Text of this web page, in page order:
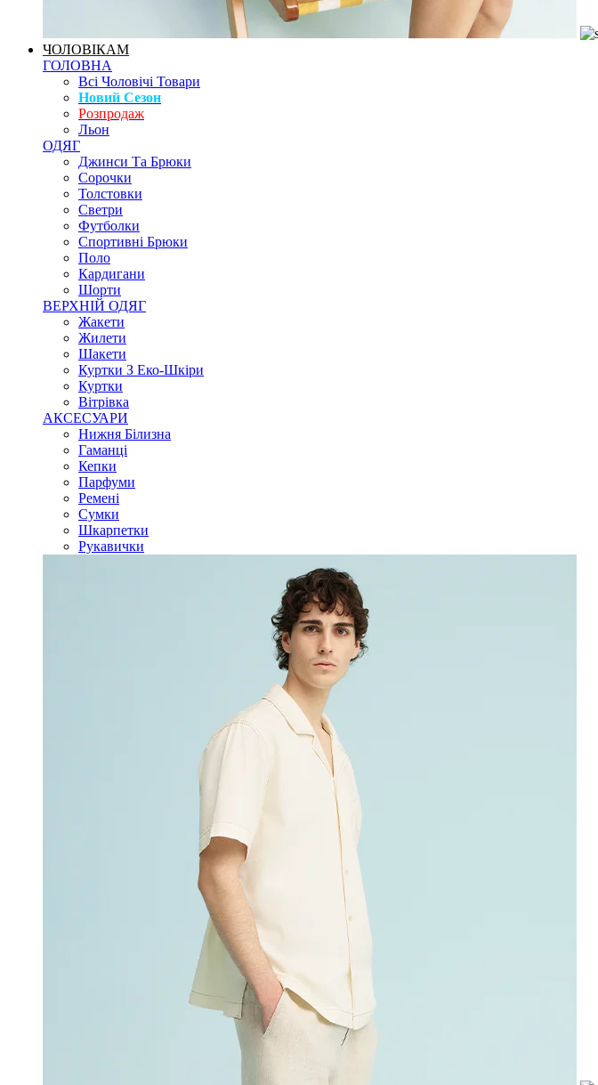
ЧОЛОВІКАМ
ГОЛОВНА
Всі Чоловічі Товари
Новий Сезон
Розпродаж
Льон
ОДЯГ
Джинси Та Брюки
Сорочки
Толстовки
Светри
Футболки
Спортивні Брюки
Поло
Кардигани
Шорти
ВЕРХНІЙ ОДЯГ
Жакети
Жилети
Шакети
Куртки З Еко-Шкіри
Куртки
Вітрівка
АКСЕСУАРИ
Нижня Білизна
Гаманці
Кепки
Парфуми
Ремені
Сумки
Шкарпетки
Рукавички